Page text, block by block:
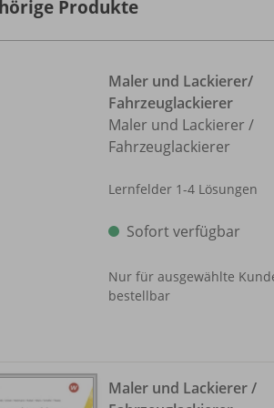
Produkte
Maler und Lackierer/
Fahrzeuglackierer
Maler und Lackierer /
Fahrzeuglackierer
Lernfelder 1-4 Lösungen
Sofort verfügbar
Nur für ausgewählte
bestellbar
Maler und Lackierer /